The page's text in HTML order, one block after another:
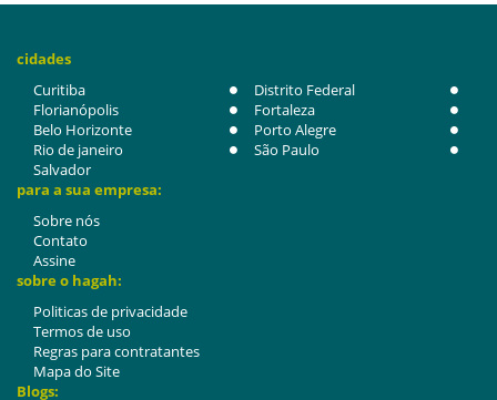
cidades
Curitiba
Distrito Federal
Florianópolis
Fortaleza
Belo Horizonte
Porto Alegre
Rio de janeiro
São Paulo
Salvador
para a sua empresa:
Sobre nós
Contato
Assine
sobre o hagah:
Politicas de privacidade
Termos de uso
Regras para contratantes
Mapa do Site
Blogs: